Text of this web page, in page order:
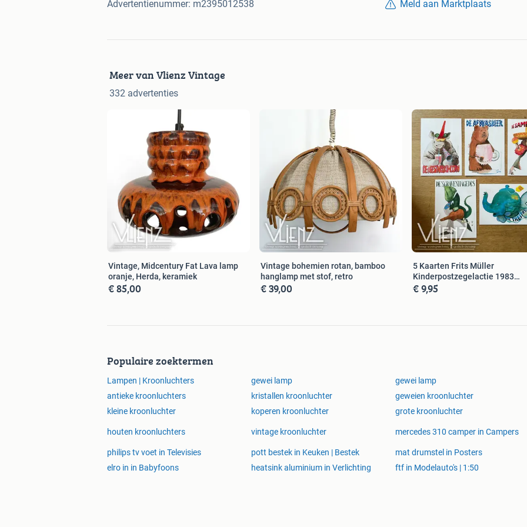
Advertentienummer: m2395012538 Meld aan Marktplaats
Meer van Vlienz Vintage
332 advertenties
Vintage, Midcentury Fat Lava lamp
oranje, Herda, keramiek
€ 85,00
Vintage bohemien rotan, bamboo
hanglamp met stof, retro
€ 39,00
5 Kaarten Frits Müller
Kinderpostzegelactie 1983
wenskaart
€ 9,95
Populaire zoektermen
Lampen | Kroonluchters gewei lamp gewei lamp
antieke kroonluchters
kristallen kroonluchter geweien kroonluchter
kleine kroonluchter
koperen kroonluchter grote kroonluchter
houten kroonluchters vintage kroonluchter mercedes 310 camper in Campers
philips tv voet in Televisies
pott bestek in Keuken | Bestek mat drumstel in Posters
elro in in Babyfoons
heatsink aluminium in Verlichting ftf in Modelauto's | 1:50